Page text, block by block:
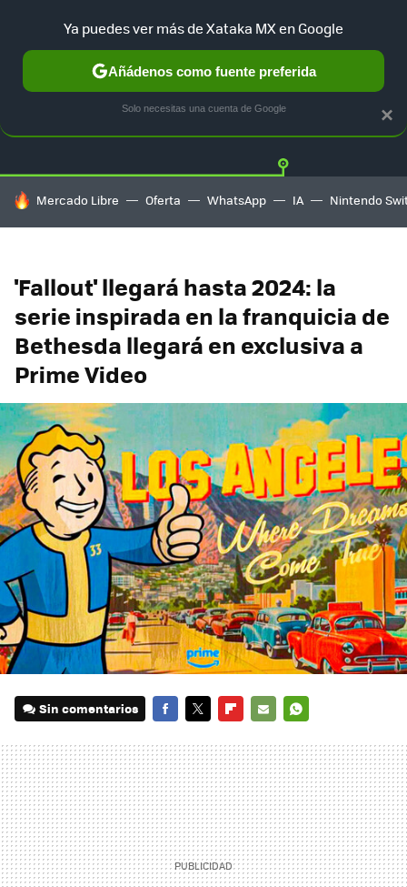
Twitter
HOY SE HABLA DE
Mercado Libre Oferta WhatsApp IA Nintendo
'Fallout' llegará hasta 2024: la
serie inspirada en la franquicia de
Bethesda llegará en exclusiva a
Prime Video
Sin comentarios
MAIL
×
Ya puedes ver más de Xataka MX en Google
Añádenos como fuente preferida
Solo necesitas una cuenta de Google